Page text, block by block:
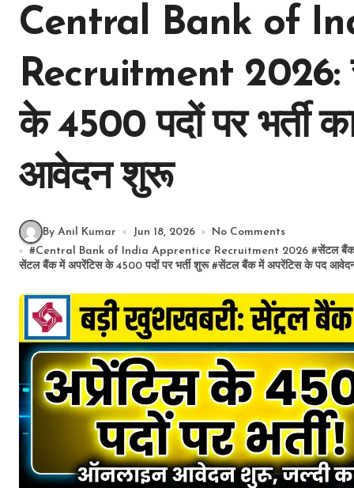
Central Bank of
Recruitment 2026:
के 4500 पदों पर भर्ती
आवेदन शुरू
By Anil Kumar Jun 18, 2026
No Comments
#Central Bank of India Apprentice Recruitment 2026 #सेंटल बैंक
सेंटल बैंक में अपरेंटिस के 4500 पदों पर भर्ती शुरू #सेंटल बैंक में अपरेंटिस के पद